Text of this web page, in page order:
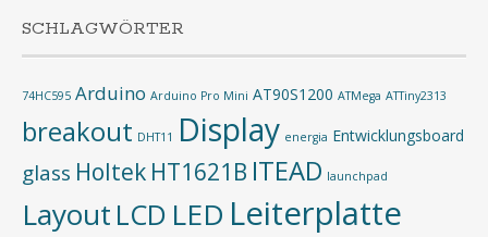
SCHLAGWÖRTER
74HC595 Arduino Arduino Pro Mini AT90S1200 ATMega ATTiny2313
breakout DHT11 Display energia Entwicklungsboard
glass Holtek HT1621B ITEAD launchpad
Layout LCD LED Leiterplatte